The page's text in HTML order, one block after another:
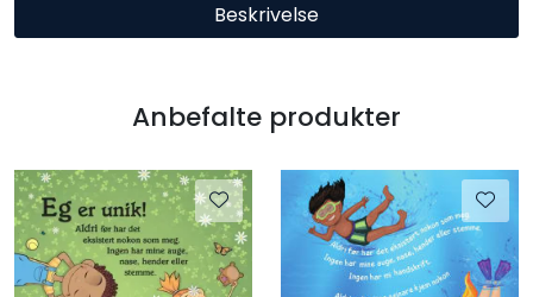
Beskrivelse
Anbefalte produkter